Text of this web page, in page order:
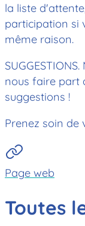
la liste
participation si
même raison.
nous faire part
suggestions !
Prenez soin de
Page web
Toutes